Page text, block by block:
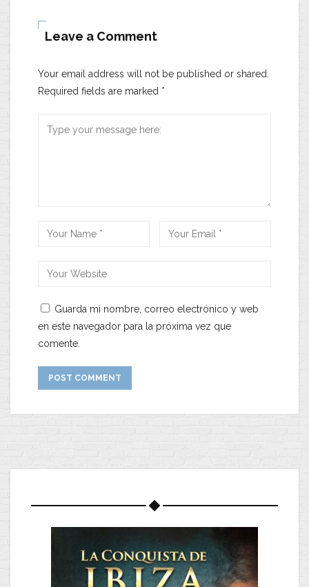
Leave a Comment
Your email address will not be published or shared.
Required fields are marked *
Guarda mi nombre, correo electrónico y web
en este navegador para la próxima vez que
comente.